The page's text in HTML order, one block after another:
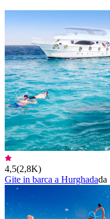
4,5(2,8K)
Gite in barca a Hurghadada